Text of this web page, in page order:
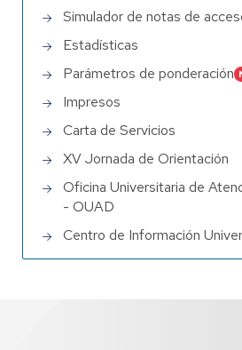
Simulador de notas de
Estadísticas
Parámetros de ponderación
Impresos
Carta de Servicios
XV Jornada de Orientación
Oficina Universitaria de
- OUAD
Centro de Información